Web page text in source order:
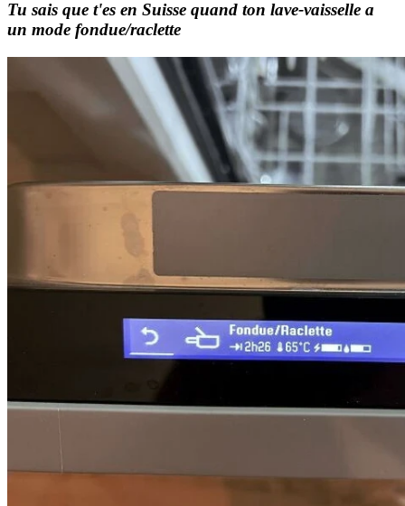
Tu sais que t'es en Suisse quand ton lave-vaisselle a
un mode fondue/raclette